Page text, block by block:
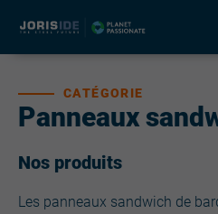
Panneaux
CATÉGORIE
Nos produits
Les panneaux sandwich de